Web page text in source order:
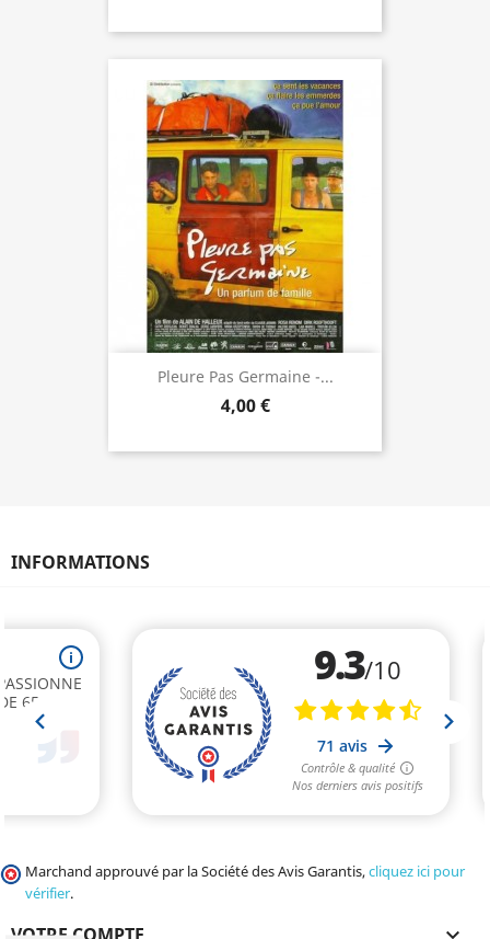
Pleure Pas Germaine -...
4,00 €
INFORMATIONS
Marchand approuvé par la Société des Avis Garantis,cliquez ici pour
vérifier.